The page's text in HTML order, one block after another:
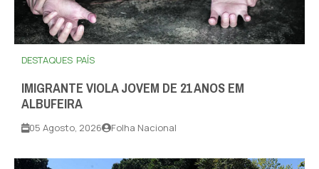
DESTAQUES PAÍS
IMIGRANTE VIOLA JOVEM DE 21 ANOS EM
ALBUFEIRA
05 Agosto, 2026 Folha Nacional